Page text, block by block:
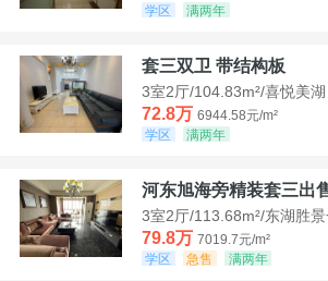
学区
满两年
套三双卫 带结构板
3室2厅/104.83m²/喜悦美湖
72.8万 6944.58元/m²
学区
满两年
河东旭海旁精装套三出
3室2厅/113.68m²/东湖胜
79.8万 7019.7元/m²
学区
急售 满两年